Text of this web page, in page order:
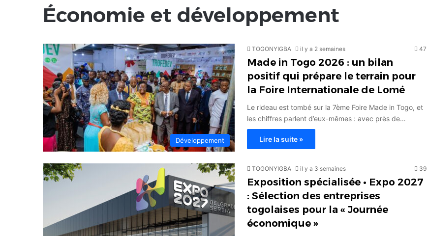
Économie et développement
Développement
TOGONYIGBA il y a 2 semaines 47
Made in Togo 2026 : un bilan
positif qui prépare le terrain pour
la Foire Internationale de Lomé
Le rideau est tombé sur la 7ème Foire Made in Togo, et
les chiffres parlent d’eux-mêmes : avec près de…
Lire la suite »
TOGONYIGBA il y a 3 semaines 39
Exposition spécialisée • Expo 2027
: Sélection des entreprises
togolaises pour la « Journée
économique »